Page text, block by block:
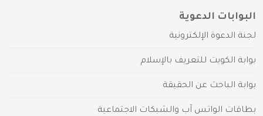
البوابات الدعوية
لجنة الدعوة الإلكترونية
بوابة الكويت للتعريف بالإسلام
بوابة الباحث عن الحقيقة
بطاقات الواتس آب والشبكات الاجتماعية